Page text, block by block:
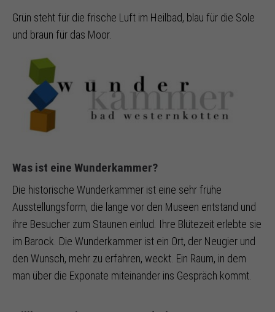
Grün steht für die frische Luft im Heilbad, blau für die Sole
und braun für das Moor.
Was ist eine Wunderkammer?
Die historische Wunderkammer ist eine sehr frühe
Ausstellungsform, die lange vor den Museen entstand und
ihre Besucher zum Staunen einlud. Ihre Blütezeit erlebte sie
im Barock. Die Wunderkammer ist ein Ort, der Neugier und
den Wunsch, mehr zu erfahren, weckt. Ein Raum, in dem
man über die Exponate miteinander ins Gespräch kommt.